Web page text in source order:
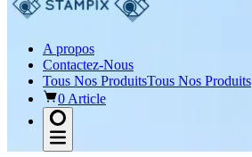
A propos
Contactez-Nous
Tous Nos ProduitsTous Nos Produits
0 Article